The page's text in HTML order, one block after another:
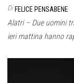
Di FELICE PENSABENE
Alatri – Due uomini
ieri mattina hanno